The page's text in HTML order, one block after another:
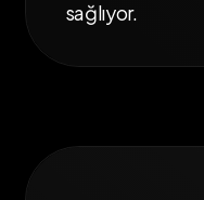
sağlıyor.